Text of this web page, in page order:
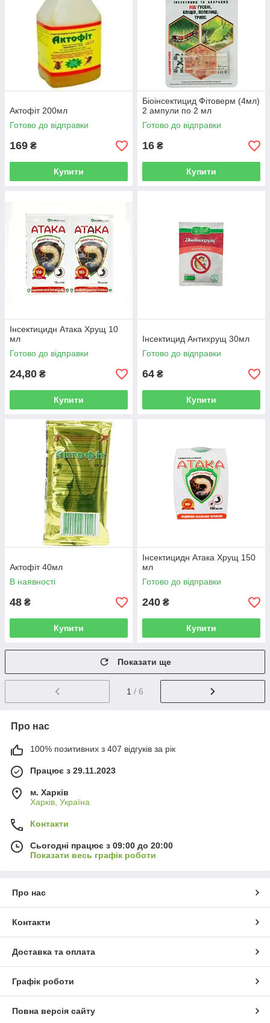
Актофіт 200мл
Готово до відправки
169 ₴
Купити
Біоінсектицид Фітоверм (4мл)
2 ампули по 2 мл
Готово до відправки
16 ₴
Купити
Інсектицидн Атака Хрущ 10
мл
Готово до відправки
24,80 ₴
Купити
Інсектицид Антихрущ 30мл
Готово до відправки
64 ₴
Купити
Актофіт 40мл
В наявності
48 ₴
Купити
Інсектицидн Атака Хрущ 150
мл
Готово до відправки
240 ₴
Купити
Показати ще
1 / 6
Про нас
100% позитивних з 407 відгуків за рік
Працює з 29.11.2023
м. Харків
Харків, Україна
Контакти
Сьогодні працює з 09:00 до 20:00
Показати весь графік роботи
Про нас
Контакти
Доставка та оплата
Графік роботи
Повна версія сайту